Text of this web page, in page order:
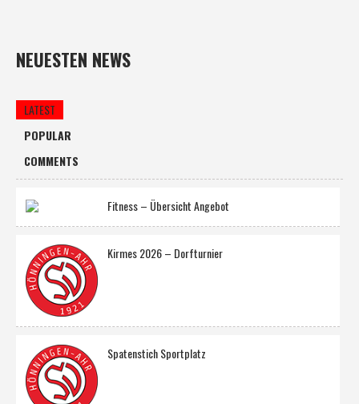
NEUESTEN NEWS
LATEST
POPULAR
COMMENTS
Fitness – Übersicht Angebot
Kirmes 2026 – Dorfturnier
Spatenstich Sportplatz